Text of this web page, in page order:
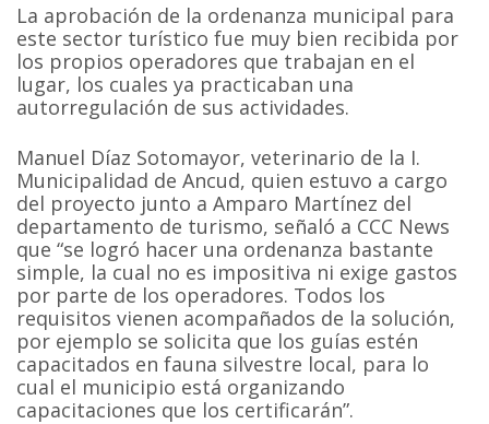
La aprobación de la ordenanza municipal para
este sector turístico fue muy bien recibida por
los propios operadores que trabajan en el
lugar, los cuales ya practicaban una
autorregulación de sus actividades.
Manuel Díaz Sotomayor, veterinario de la I.
Municipalidad de Ancud, quien estuvo a cargo
del proyecto junto a Amparo Martínez del
departamento de turismo, señaló a CCC News
que “se logró hacer una ordenanza bastante
simple, la cual no es impositiva ni exige gastos
por parte de los operadores. Todos los
requisitos vienen acompañados de la solución,
por ejemplo se solicita que los guías estén
capacitados en fauna silvestre local, para lo
cual el municipio está organizando
capacitaciones que los certificarán”.